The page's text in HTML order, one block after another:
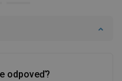
odpoveď?